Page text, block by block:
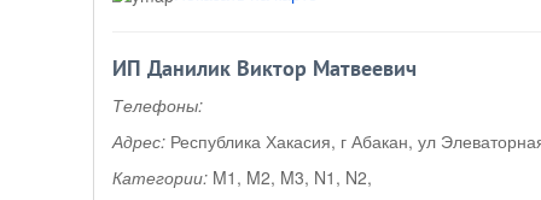
ИП Данилик Виктор Матвеевич
Телефоны:
Адрес: Республика Хакасия, г Абакан, ул
Категории: M1, M2, M3, N1, N2,